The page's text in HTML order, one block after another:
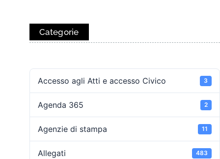
Categorie
Accesso agli Atti e accesso Civico 3
Agenda 365 2
Agenzie di stampa 11
Allegati 483